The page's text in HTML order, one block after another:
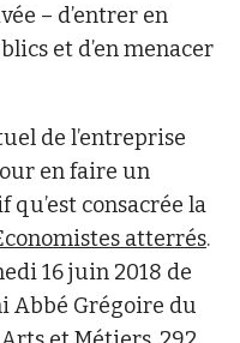
– d’entrer en
et d’en menacer
de l’entreprise
en faire un
consacrée la
atterrés.
16 juin 2018 de
Abbé Grégoire du